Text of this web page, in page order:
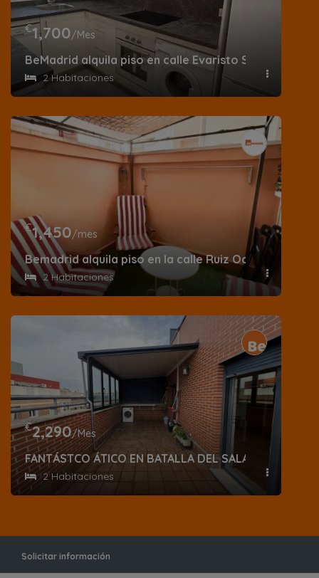
€1,700/Mes
BeMadrid alquila piso en calle Evaristo San Miguel
2 Habitaciones
€1,450/mes
Bemadrid alquila piso en la calle Ruiz Ocaña
2 Habitaciones
€2,290/Mes
FANTÁSTCO ÁTICO EN BATALLA DEL SALADO,
2 Habitaciones
Solicitar información